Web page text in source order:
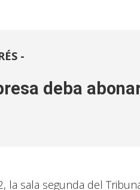
-
deba
la sala segunda del